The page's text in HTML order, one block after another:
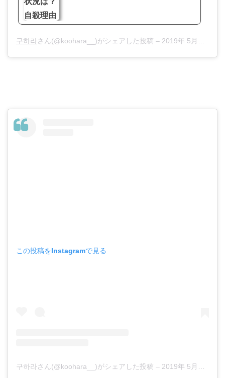
구하라さん(@koohara__)がシェアした投稿 – 2019年 5月月16日午前12時41分PDT
この投稿をInstagramで見る
구하라さん(@koohara__)がシェアした投稿 – 2019年 5月月15日午後10時30分PDT